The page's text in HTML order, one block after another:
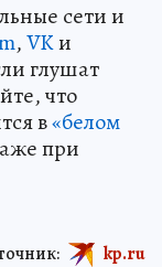
сети и
,VKи
глушат
что
в«белом
при
kp.ru